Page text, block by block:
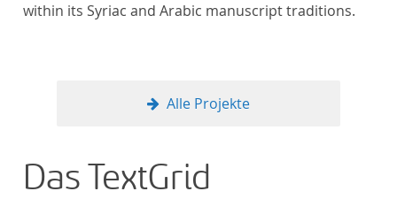
within its Syriac and Arabic manuscript traditions.
Alle Projekte
Das TextGrid